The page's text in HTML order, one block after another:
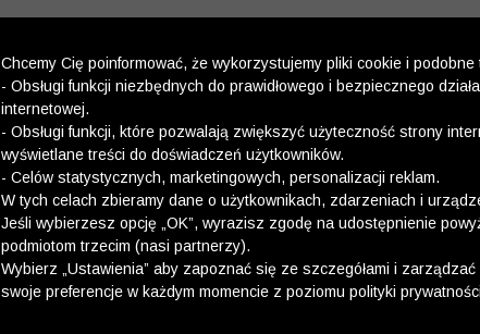
Chcemy Cię poinformować, że wykorzystujemy pliki cookie i podobne
- Obsługi funkcji niezbędnych do prawidłowego i bezpiecznego
internetowej.
- Obsługi funkcji, które pozwalają zwiększyć użyteczność strony
wyświetlane treści do doświadczeń użytkowników.
- Celów statystycznych, marketingowych, personalizacji reklam.
W tych celach zbieramy dane o użytkownikach, zdarzeniach i
Jeśli wybierzesz opcję „OK”, wyrazisz zgodę na udostępnienie
podmiotom trzecim (nasi partnerzy).
Wybierz „Ustawienia” aby zapoznać się ze szczegółami i
swoje preferencje w każdym momencie z poziomu polityki